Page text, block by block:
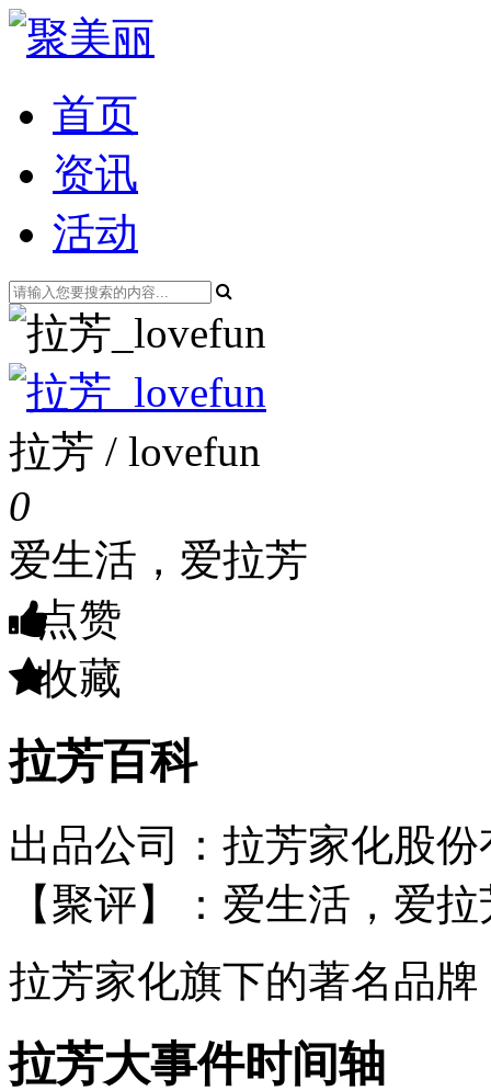
首页
资讯
活动
拉芳 / lovefun
0
爱生活，爱拉芳
点赞
收藏
拉芳百科
出品公司：拉芳家化股
【聚评】：爱生活，爱拉
拉芳家化旗下的著名品
拉芳大事件时间轴